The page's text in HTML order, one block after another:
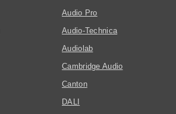
Audio Pro
Audio-Technica
Audiolab
Cambridge Audio
Canton
DALI